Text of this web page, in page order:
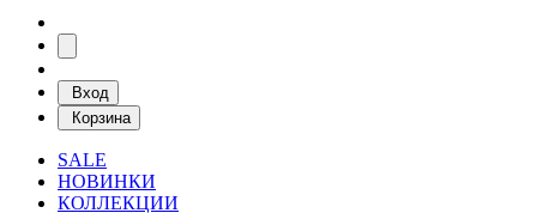
Вход
Корзина
SALE
НОВИНКИ
КОЛЛЕКЦИИ